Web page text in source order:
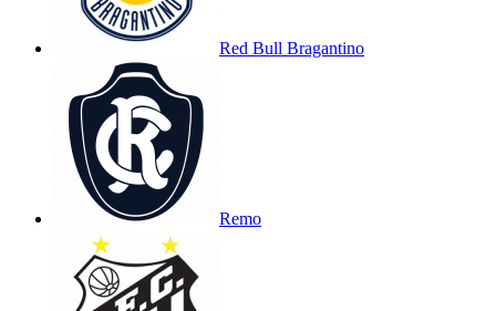
Red Bull Bragantino
Remo